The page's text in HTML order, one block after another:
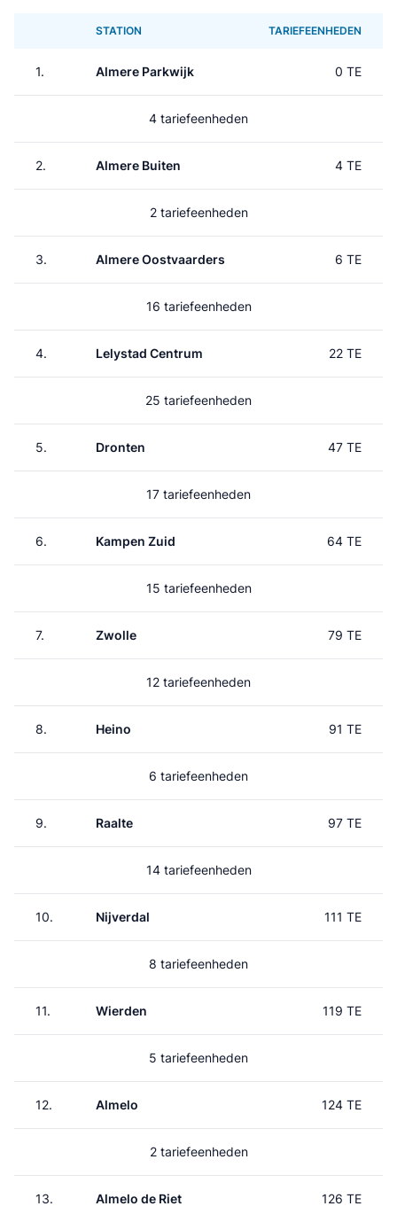
STATION TARIEFEENHEDEN
1. Almere Parkwijk 0 TE
4 tariefeenheden
2. Almere Buiten 4 TE
2 tariefeenheden
3. Almere Oostvaarders 6 TE
16 tariefeenheden
4. Lelystad Centrum 22 TE
25 tariefeenheden
5. Dronten 47 TE
17 tariefeenheden
6. Kampen Zuid 64 TE
15 tariefeenheden
7. Zwolle 79 TE
12 tariefeenheden
8. Heino 91 TE
6 tariefeenheden
9. Raalte 97 TE
14 tariefeenheden
10. Nijverdal 111 TE
8 tariefeenheden
11. Wierden 119 TE
5 tariefeenheden
12. Almelo 124 TE
2 tariefeenheden
13. Almelo de Riet 126 TE